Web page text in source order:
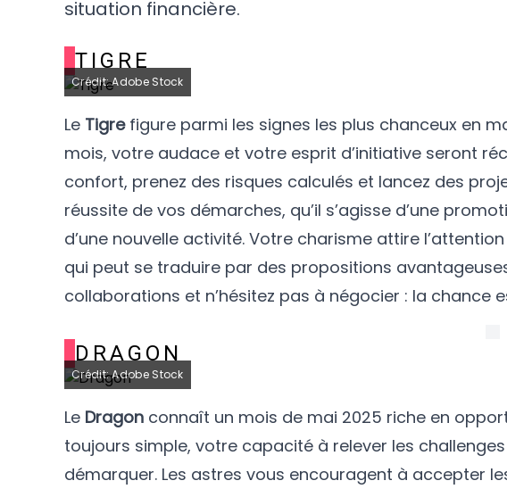
situation financière.
TIGRE
Crédit: Adobe Stock
Le Tigrefigure parmi les signes les plus chanceux en
mois, votre audace et votre esprit d’initiative seront
confort, prenez des risques calculés et lancez des
réussite de vos démarches, qu’il s’agisse d’une
d’une nouvelle activité. Votre charisme attire
qui peut se traduire par des propositions
collaborations et n’hésitez pas à négocier : la
DRAGON
Crédit: Adobe Stock
Le Dragon connaît un mois de mai 2025 riche en
toujours simple, votre capacité à relever les
démarquer. Les astres vous encouragent à accepter